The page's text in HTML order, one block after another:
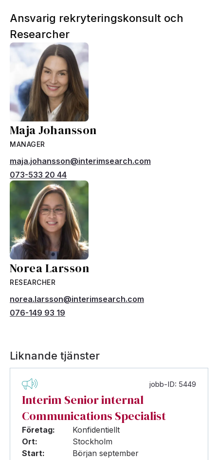
Ansvarig rekryteringskonsult och
Researcher
Maja Johansson
MANAGER
maja.johansson@interimsearch.com
073-533 20 44
Norea Larsson
RESEARCHER
norea.larsson@interimsearch.com
076-149 93 19
Liknande tjänster
jobb-ID: 5449
Interim Senior internal
Communications Specialist
Företag:
Konfidentiellt
Ort:
Stockholm
Start:
Början september